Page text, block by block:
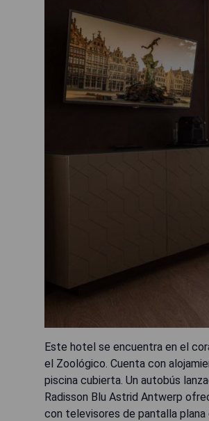
Este hotel se encuentra en el
el Zoológico. Cuenta con
piscina cubierta. Un autobús
Radisson Blu Astrid Antwerp
con televisores de pantalla